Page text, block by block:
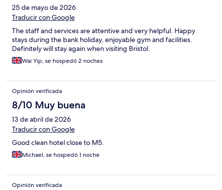
25 de mayo de 2026
Traducir con Google
The staff and services are attentive and very helpful. Happy
stays during the bank holiday, enjoyable gym and facilities.
Definitely will stay again when visiting Bristol.
Wai Yip, se hospedó 2 noches
Opinión verificada
8/10 Muy buena
13 de abril de 2026
Traducir con Google
Good clean hotel close to M5.
Michael, se hospedó 1 noche
Opinión verificada